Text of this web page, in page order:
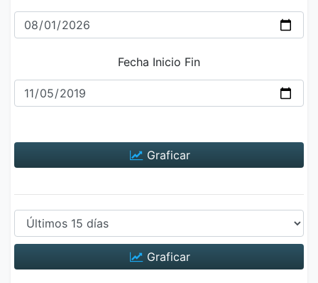
Fecha Inicio Fin
Graficar
Graficar